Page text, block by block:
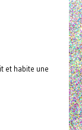
et habite une